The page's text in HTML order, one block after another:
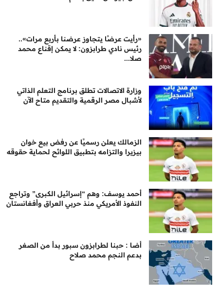
«رأيت عرضًا يتجاوز عرضنا بأربع مرات»..
رئيس نادي طرابزون: لا يمكن إقناع محمد
صلا...
وزارة الاتصالات تطلق برنامج التعلم الذاتي
لأشبال مصر الرقمية والتقديم متاح الآن
الزمالك يعلن رسميًا عن رفض بيع خوان
بيزيرا والتزامه بتطبيق اللوائح لحماية حقوقه
أحمد يوسف: وهم “إسرائيل الكبرى” وتراجع
النفوذ الأمريكي منذ حربي العراق وأفغانستان
أضا : حبنا لطرابزون سبور بدأ من الصغر
بدعم النجم محمد صلاح